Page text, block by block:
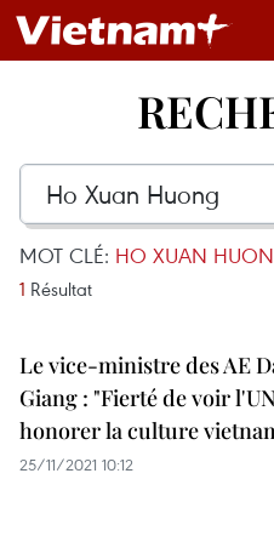
MOT CLÉ: HO XUAN
1 Résultat
Le vice-ministre des AE
Giang : "Fierté de voir
honorer la culture
25/11/2021 10:12